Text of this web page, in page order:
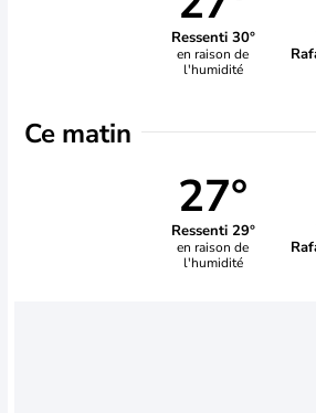
Ressenti 30°
en raison de
l'humidité
Ce matin
27°
Ressenti 29°
en raison de
l'humidité